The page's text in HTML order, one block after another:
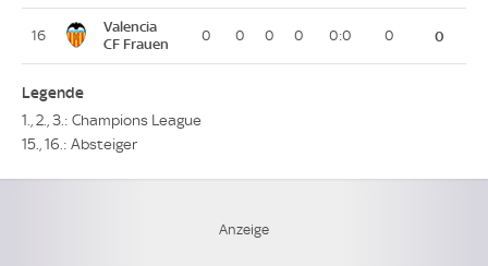
16
Valencia
CF Frauen
0 0 0 0 0:0 0 0
Legende
1., 2., 3.: Champions League
15., 16.: Absteiger